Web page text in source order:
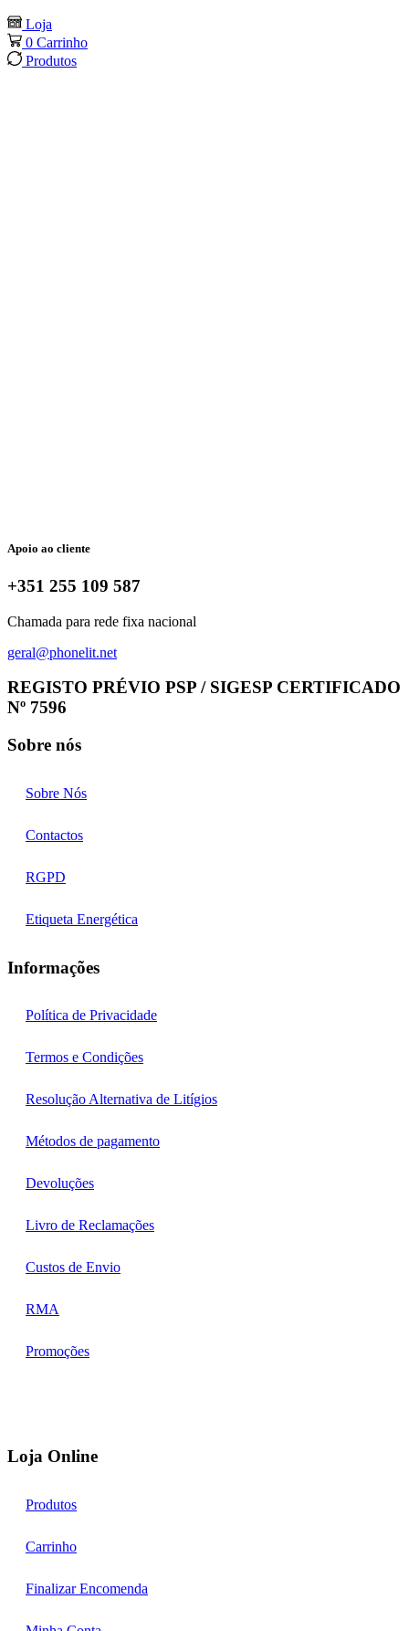
Loja
0 Carrinho
Produtos
Apoio ao cliente
+351 255 109 587
Chamada para rede fixa nacional
geral@phonelit.net
REGISTO PRÉVIO PSP / SIGESP CERTIFICADO
Nº 7596
Sobre nós
Sobre Nós
Contactos
RGPD
Etiqueta Energética
Informações
Política de Privacidade
Termos e Condições
Resolução Alternativa de Litígios
Métodos de pagamento
Devoluções
Livro de Reclamações
Custos de Envio
RMA
Promoções
Loja Online
Produtos
Carrinho
Finalizar Encomenda